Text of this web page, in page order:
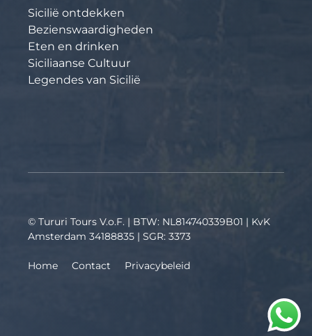
Sicilië ontdekken
Bezienswaardigheden
Eten en drinken
Siciliaanse Cultuur
Legendes van Sicilië
© Tururi Tours V.o.F. | BTW: NL814740339B01 | KvK
Amsterdam 34188835 | SGR: 3373
Home Contact Privacybeleid